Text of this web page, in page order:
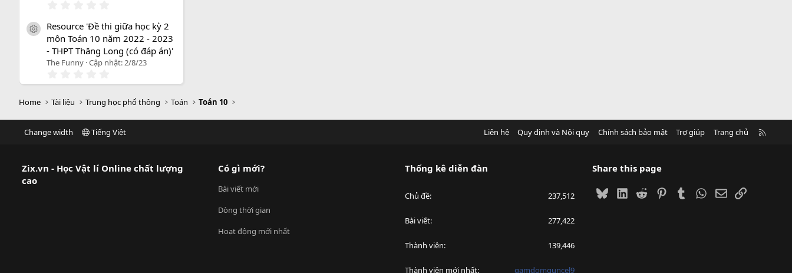
0
0
s
a
o
icon tài liệu
Resource 'Đề thi giữa học kỳ 2
môn Toán 10 năm 2022 - 2023
- THPT Thăng Long (có đáp án)'
The Funny Cập nhật:2/8/23
.
0
s
a
Home Tài liệu Trung học phổ thông Toán Toán 10
Change width Tiếng Việt Liên hệ Quy định và Nội quy Chính sách bảo mật Trợ giúp Trang chủ
Zix.vn - Học Vật lí Online chất lượng
cao
Có gì mới?
Bài viết mới
Dòng thời gian
Hoạt động mới nhất
Thống kê diễn đàn
Chủ đề 237,512
Bài viết 277,422
Thành viên 139,446
Thành viên mới nhất gamdomguncel9
Share this page
BlueskyLinkedIn
Reddit PinterestTumblrWhatsApp
EmailLink